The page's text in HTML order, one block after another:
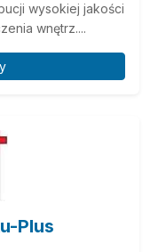
wysokiej jakości
wnętrz....
Plus